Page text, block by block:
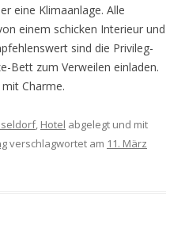
eine Klimaanlage. Alle
einem schicken Interieur und
sind die Privileg-
Bett zum Verweilen einladen.
Charme.
, Hotel abgelegt und mit
verschlagwortet am 11. März